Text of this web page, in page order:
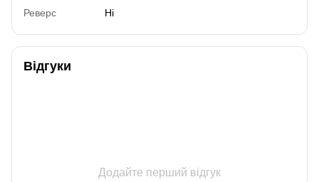
Реверс Ні
Відгуки
Додайте перший відгук